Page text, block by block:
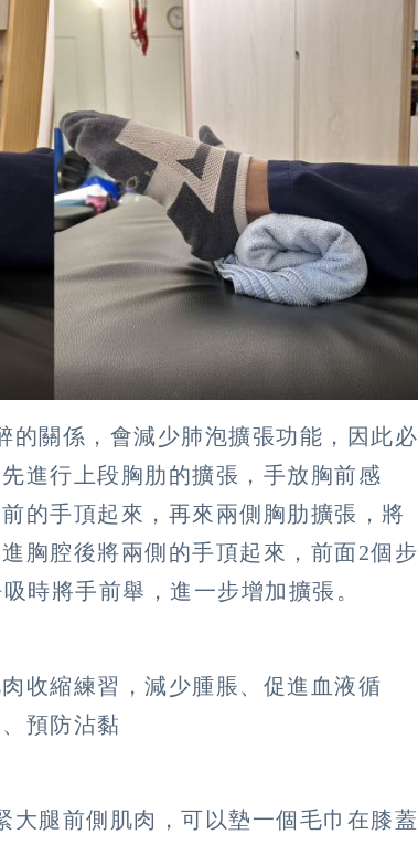
的關係，會減少肺泡擴張功能，因此必
進行上段胸肋的擴張，手放胸前感
的手頂起來，再來兩側胸肋擴張，將
胸腔後將兩側的手頂起來，前面2個步
時將手前舉，進一步增加擴張。
收縮練習，減少腫脹、促進血液循
預防沾黏
大腿前側肌肉，可以墊一個毛巾在膝蓋